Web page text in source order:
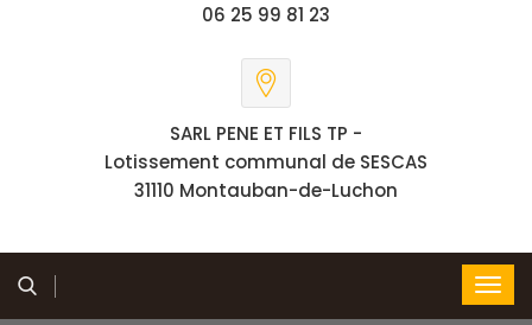
06 25 99 81 23
SARL PENE ET FILS TP -
Lotissement communal de SESCAS
31110 Montauban-de-Luchon